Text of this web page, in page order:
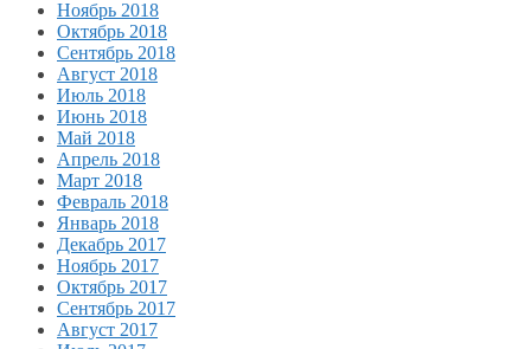
Ноябрь 2018
Октябрь 2018
Сентябрь 2018
Август 2018
Июль 2018
Июнь 2018
Май 2018
Апрель 2018
Март 2018
Февраль 2018
Январь 2018
Декабрь 2017
Ноябрь 2017
Октябрь 2017
Сентябрь 2017
Август 2017